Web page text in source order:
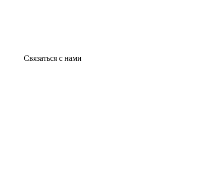
Связаться с нами